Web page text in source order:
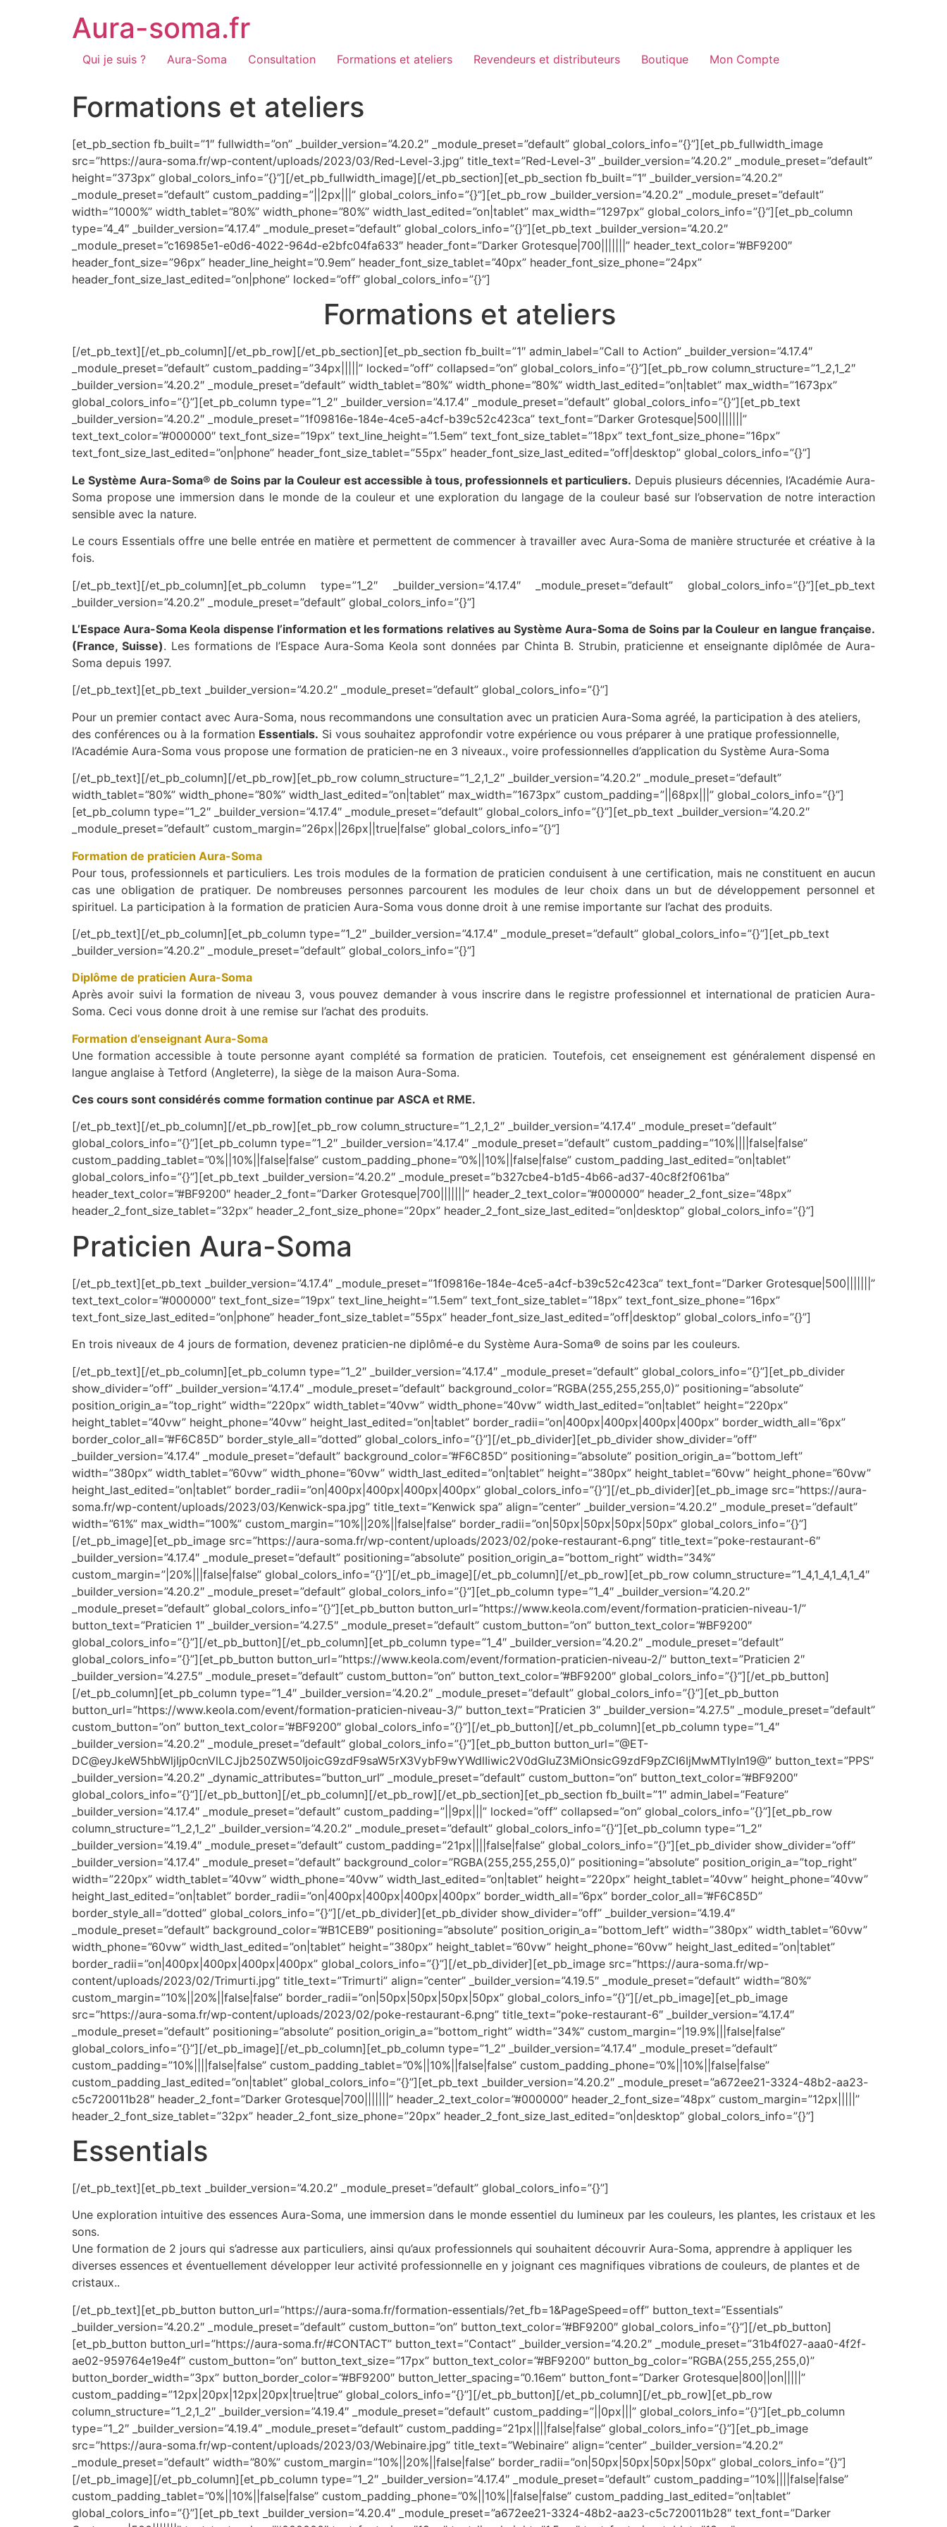
Aura-soma.fr
Qui je suis ? Aura-Soma Consultation Formations et ateliers Revendeurs et distributeurs Boutique Mon Compte
Formations et ateliers
[et_pb_section fb_built=”1″ fullwidth=”on” _builder_version=”4.20.2″ _module_preset=”default” global_colors_info=”{}”][et_pb_fullwidth_image
src=”https://aura-soma.fr/wp-content/uploads/2023/03/Red-Level-3.jpg” title_text=”Red-Level-3″ _builder_version=”4.20.2″ _module_preset=”default”
height=”373px” global_colors_info=”{}”][/et_pb_fullwidth_image][/et_pb_section][et_pb_section fb_built=”1″ _builder_version=”4.20.2″
_module_preset=”default” custom_padding=”||2px|||” global_colors_info=”{}”][et_pb_row _builder_version=”4.20.2″ _module_preset=”default”
width=”1000%” width_tablet=”80%” width_phone=”80%” width_last_edited=”on|tablet” max_width=”1297px” global_colors_info=”{}”][et_pb_column
type=”4_4″ _builder_version=”4.17.4″ _module_preset=”default” global_colors_info=”{}”][et_pb_text _builder_version=”4.20.2″
_module_preset=”c16985e1-e0d6-4022-964d-e2bfc04fa633″ header_font=”Darker Grotesque|700|||||||” header_text_color=”#BF9200″
header_font_size=”96px” header_line_height=”0.9em” header_font_size_tablet=”40px” header_font_size_phone=”24px”
header_font_size_last_edited=”on|phone” locked=”off” global_colors_info=”{}”]
Formations et ateliers
[/et_pb_text][/et_pb_column][/et_pb_row][/et_pb_section][et_pb_section fb_built=”1″ admin_label=”Call to Action” _builder_version=”4.17.4″
_module_preset=”default” custom_padding=”34px|||||” locked=”off” collapsed=”on” global_colors_info=”{}”][et_pb_row column_structure=”1_2,1_2″
_builder_version=”4.20.2″ _module_preset=”default” width_tablet=”80%” width_phone=”80%” width_last_edited=”on|tablet” max_width=”1673px”
global_colors_info=”{}”][et_pb_column type=”1_2″ _builder_version=”4.17.4″ _module_preset=”default” global_colors_info=”{}”][et_pb_text
_builder_version=”4.20.2″ _module_preset=”1f09816e-184e-4ce5-a4cf-b39c52c423ca” text_font=”Darker Grotesque|500|||||||”
text_text_color=”#000000″ text_font_size=”19px” text_line_height=”1.5em” text_font_size_tablet=”18px” text_font_size_phone=”16px”
text_font_size_last_edited=”on|phone” header_font_size_tablet=”55px” header_font_size_last_edited=”off|desktop” global_colors_info=”{}”]
Le Système Aura-Soma® de Soins par la Couleur est accessible à tous, professionnels et particuliers. Depuis plusieurs décennies, l’Académie Aura-
Soma propose une immersion dans le monde de la couleur et une exploration du langage de la couleur basé sur l’observation de notre interaction
sensible avec la nature.
Le cours Essentials offre une belle entrée en matière et permettent de commencer à travailler avec Aura-Soma de manière structurée et créative à la
fois.
[/et_pb_text][/et_pb_column][et_pb_column type=”1_2″ _builder_version=”4.17.4″ _module_preset=”default” global_colors_info=”{}”][et_pb_text
_builder_version=”4.20.2″ _module_preset=”default” global_colors_info=”{}”]
L’Espace Aura-Soma Keola dispense l’information et les formations relatives au Système Aura-Soma de Soins par la Couleur en langue française.
(France, Suisse). Les formations de l’Espace Aura-Soma Keola sont données par Chinta B. Strubin, praticienne et enseignante diplômée de Aura-
Soma depuis 1997.
[/et_pb_text][et_pb_text _builder_version=”4.20.2″ _module_preset=”default” global_colors_info=”{}”]
Pour un premier contact avec Aura-Soma, nous recommandons une consultation avec un praticien Aura-Soma agréé, la participation à des ateliers,
des conférences ou à la formation Essentials. Si vous souhaitez approfondir votre expérience ou vous préparer à une pratique professionnelle,
l’Académie Aura-Soma vous propose une formation de praticien-ne en 3 niveaux., voire professionnelles d’application du Système Aura-Soma
[/et_pb_text][/et_pb_column][/et_pb_row][et_pb_row column_structure=”1_2,1_2″ _builder_version=”4.20.2″ _module_preset=”default”
width_tablet=”80%” width_phone=”80%” width_last_edited=”on|tablet” max_width=”1673px” custom_padding=”||68px|||” global_colors_info=”{}”]
[et_pb_column type=”1_2″ _builder_version=”4.17.4″ _module_preset=”default” global_colors_info=”{}”][et_pb_text _builder_version=”4.20.2″
_module_preset=”default” custom_margin=”26px||26px||true|false” global_colors_info=”{}”]
Formation de praticien Aura-Soma
Pour tous, professionnels et particuliers. Les trois modules de la formation de praticien conduisent à une certification, mais ne constituent en aucun
cas une obligation de pratiquer. De nombreuses personnes parcourent les modules de leur choix dans un but de développement personnel et
spirituel. La participation à la formation de praticien Aura-Soma vous donne droit à une remise importante sur l’achat des produits.
[/et_pb_text][/et_pb_column][et_pb_column type=”1_2″ _builder_version=”4.17.4″ _module_preset=”default” global_colors_info=”{}”][et_pb_text
_builder_version=”4.20.2″ _module_preset=”default” global_colors_info=”{}”]
Diplôme de praticien Aura-Soma
Après avoir suivi la formation de niveau 3, vous pouvez demander à vous inscrire dans le registre professionnel et international de praticien Aura-
Soma. Ceci vous donne droit à une remise sur l’achat des produits.
Formation d’enseignant Aura-Soma
Une formation accessible à toute personne ayant complété sa formation de praticien. Toutefois, cet enseignement est généralement dispensé en
langue anglaise à Tetford (Angleterre), la siège de la maison Aura-Soma.
Ces cours sont considérés comme formation continue par ASCA et RME.
[/et_pb_text][/et_pb_column][/et_pb_row][et_pb_row column_structure=”1_2,1_2″ _builder_version=”4.17.4″ _module_preset=”default”
global_colors_info=”{}”][et_pb_column type=”1_2″ _builder_version=”4.17.4″ _module_preset=”default” custom_padding=”10%||||false|false”
custom_padding_tablet=”0%||10%||false|false” custom_padding_phone=”0%||10%||false|false” custom_padding_last_edited=”on|tablet”
global_colors_info=”{}”][et_pb_text _builder_version=”4.20.2″ _module_preset=”b327cbe4-b1d5-4b66-ad37-40c8f2f061ba”
header_text_color=”#BF9200″ header_2_font=”Darker Grotesque|700|||||||” header_2_text_color=”#000000″ header_2_font_size=”48px”
header_2_font_size_tablet=”32px” header_2_font_size_phone=”20px” header_2_font_size_last_edited=”on|desktop” global_colors_info=”{}”]
Praticien Aura-Soma
[/et_pb_text][et_pb_text _builder_version=”4.17.4″ _module_preset=”1f09816e-184e-4ce5-a4cf-b39c52c423ca” text_font=”Darker Grotesque|500|||||||”
text_text_color=”#000000″ text_font_size=”19px” text_line_height=”1.5em” text_font_size_tablet=”18px” text_font_size_phone=”16px”
text_font_size_last_edited=”on|phone” header_font_size_tablet=”55px” header_font_size_last_edited=”off|desktop” global_colors_info=”{}”]
En trois niveaux de 4 jours de formation, devenez praticien-ne diplômé-e du Système Aura-Soma® de soins par les couleurs.
[/et_pb_text][/et_pb_column][et_pb_column type=”1_2″ _builder_version=”4.17.4″ _module_preset=”default” global_colors_info=”{}”][et_pb_divider
show_divider=”off” _builder_version=”4.17.4″ _module_preset=”default” background_color=”RGBA(255,255,255,0)” positioning=”absolute”
position_origin_a=”top_right” width=”220px” width_tablet=”40vw” width_phone=”40vw” width_last_edited=”on|tablet” height=”220px”
height_tablet=”40vw” height_phone=”40vw” height_last_edited=”on|tablet” border_radii=”on|400px|400px|400px|400px” border_width_all=”6px”
border_color_all=”#F6C85D” border_style_all=”dotted” global_colors_info=”{}”][/et_pb_divider][et_pb_divider show_divider=”off”
_builder_version=”4.17.4″ _module_preset=”default” background_color=”#F6C85D” positioning=”absolute” position_origin_a=”bottom_left”
width=”380px” width_tablet=”60vw” width_phone=”60vw” width_last_edited=”on|tablet” height=”380px” height_tablet=”60vw” height_phone=”60vw”
height_last_edited=”on|tablet” border_radii=”on|400px|400px|400px|400px” global_colors_info=”{}”][/et_pb_divider][et_pb_image src=”https://aura-
soma.fr/wp-content/uploads/2023/03/Kenwick-spa.jpg” title_text=”Kenwick spa” align=”center” _builder_version=”4.20.2″ _module_preset=”default”
width=”61%” max_width=”100%” custom_margin=”10%||20%||false|false” border_radii=”on|50px|50px|50px|50px” global_colors_info=”{}”]
[/et_pb_image][et_pb_image src=”https://aura-soma.fr/wp-content/uploads/2023/02/poke-restaurant-6.png” title_text=”poke-restaurant-6″
_builder_version=”4.17.4″ _module_preset=”default” positioning=”absolute” position_origin_a=”bottom_right” width=”34%”
custom_margin=”|20%|||false|false” global_colors_info=”{}”][/et_pb_image][/et_pb_column][/et_pb_row][et_pb_row column_structure=”1_4,1_4,1_4,1_4″
_builder_version=”4.20.2″ _module_preset=”default” global_colors_info=”{}”][et_pb_column type=”1_4″ _builder_version=”4.20.2″
_module_preset=”default” global_colors_info=”{}”][et_pb_button button_url=”https://www.keola.com/event/formation-praticien-niveau-1/”
button_text=”Praticien 1″ _builder_version=”4.27.5″ _module_preset=”default” custom_button=”on” button_text_color=”#BF9200″
global_colors_info=”{}”][/et_pb_button][/et_pb_column][et_pb_column type=”1_4″ _builder_version=”4.20.2″ _module_preset=”default”
global_colors_info=”{}”][et_pb_button button_url=”https://www.keola.com/event/formation-praticien-niveau-2/” button_text=”Praticien 2″
_builder_version=”4.27.5″ _module_preset=”default” custom_button=”on” button_text_color=”#BF9200″ global_colors_info=”{}”][/et_pb_button]
[/et_pb_column][et_pb_column type=”1_4″ _builder_version=”4.20.2″ _module_preset=”default” global_colors_info=”{}”][et_pb_button
button_url=”https://www.keola.com/event/formation-praticien-niveau-3/” button_text=”Praticien 3″ _builder_version=”4.27.5″ _module_preset=”default”
custom_button=”on” button_text_color=”#BF9200″ global_colors_info=”{}”][/et_pb_button][/et_pb_column][et_pb_column type=”1_4″
_builder_version=”4.20.2″ _module_preset=”default” global_colors_info=”{}”][et_pb_button button_url=”@ET-
DC@eyJkeW5hbWljIjp0cnVlLCJjb250ZW50IjoicG9zdF9saW5rX3VybF9wYWdlIiwic2V0dGluZ3MiOnsicG9zdF9pZCI6IjMwMTIyIn19@” button_text=”PPS”
_builder_version=”4.20.2″ _dynamic_attributes=”button_url” _module_preset=”default” custom_button=”on” button_text_color=”#BF9200″
global_colors_info=”{}”][/et_pb_button][/et_pb_column][/et_pb_row][/et_pb_section][et_pb_section fb_built=”1″ admin_label=”Feature”
_builder_version=”4.17.4″ _module_preset=”default” custom_padding=”||9px|||” locked=”off” collapsed=”on” global_colors_info=”{}”][et_pb_row
column_structure=”1_2,1_2″ _builder_version=”4.20.2″ _module_preset=”default” global_colors_info=”{}”][et_pb_column type=”1_2″
_builder_version=”4.19.4″ _module_preset=”default” custom_padding=”21px||||false|false” global_colors_info=”{}”][et_pb_divider show_divider=”off”
_builder_version=”4.17.4″ _module_preset=”default” background_color=”RGBA(255,255,255,0)” positioning=”absolute” position_origin_a=”top_right”
width=”220px” width_tablet=”40vw” width_phone=”40vw” width_last_edited=”on|tablet” height=”220px” height_tablet=”40vw” height_phone=”40vw”
height_last_edited=”on|tablet” border_radii=”on|400px|400px|400px|400px” border_width_all=”6px” border_color_all=”#F6C85D”
border_style_all=”dotted” global_colors_info=”{}”][/et_pb_divider][et_pb_divider show_divider=”off” _builder_version=”4.19.4″
_module_preset=”default” background_color=”#B1CEB9″ positioning=”absolute” position_origin_a=”bottom_left” width=”380px” width_tablet=”60vw”
width_phone=”60vw” width_last_edited=”on|tablet” height=”380px” height_tablet=”60vw” height_phone=”60vw” height_last_edited=”on|tablet”
border_radii=”on|400px|400px|400px|400px” global_colors_info=”{}”][/et_pb_divider][et_pb_image src=”https://aura-soma.fr/wp-
content/uploads/2023/02/Trimurti.jpg” title_text=”Trimurti” align=”center” _builder_version=”4.19.5″ _module_preset=”default” width=”80%”
custom_margin=”10%||20%||false|false” border_radii=”on|50px|50px|50px|50px” global_colors_info=”{}”][/et_pb_image][et_pb_image
src=”https://aura-soma.fr/wp-content/uploads/2023/02/poke-restaurant-6.png” title_text=”poke-restaurant-6″ _builder_version=”4.17.4″
_module_preset=”default” positioning=”absolute” position_origin_a=”bottom_right” width=”34%” custom_margin=”|19.9%|||false|false”
global_colors_info=”{}”][/et_pb_image][/et_pb_column][et_pb_column type=”1_2″ _builder_version=”4.17.4″ _module_preset=”default”
custom_padding=”10%||||false|false” custom_padding_tablet=”0%||10%||false|false” custom_padding_phone=”0%||10%||false|false”
custom_padding_last_edited=”on|tablet” global_colors_info=”{}”][et_pb_text _builder_version=”4.20.2″ _module_preset=”a672ee21-3324-48b2-aa23-
c5c720011b28″ header_2_font=”Darker Grotesque|700|||||||” header_2_text_color=”#000000″ header_2_font_size=”48px” custom_margin=”12px|||||”
header_2_font_size_tablet=”32px” header_2_font_size_phone=”20px” header_2_font_size_last_edited=”on|desktop” global_colors_info=”{}”]
Essentials
[/et_pb_text][et_pb_text _builder_version=”4.20.2″ _module_preset=”default” global_colors_info=”{}”]
Une exploration intuitive des essences Aura-Soma, une immersion dans le monde essentiel du lumineux par les couleurs, les plantes, les cristaux et les
sons.
Une formation de 2 jours qui s’adresse aux particuliers, ainsi qu’aux professionnels qui souhaitent découvrir Aura-Soma, apprendre à appliquer les
diverses essences et éventuellement développer leur activité professionnelle en y joignant ces magnifiques vibrations de couleurs, de plantes et de
cristaux..
[/et_pb_text][et_pb_button button_url=”https://aura-soma.fr/formation-essentials/?et_fb=1&PageSpeed=off” button_text=”Essentials”
_builder_version=”4.20.2″ _module_preset=”default” custom_button=”on” button_text_color=”#BF9200″ global_colors_info=”{}”][/et_pb_button]
[et_pb_button button_url=”https://aura-soma.fr/#CONTACT” button_text=”Contact” _builder_version=”4.20.2″ _module_preset=”31b4f027-aaa0-4f2f-
ae02-959764e19e4f” custom_button=”on” button_text_size=”17px” button_text_color=”#BF9200″ button_bg_color=”RGBA(255,255,255,0)”
button_border_width=”3px” button_border_color=”#BF9200″ button_letter_spacing=”0.16em” button_font=”Darker Grotesque|800||on|||||”
custom_padding=”12px|20px|12px|20px|true|true” global_colors_info=”{}”][/et_pb_button][/et_pb_column][/et_pb_row][et_pb_row
column_structure=”1_2,1_2″ _builder_version=”4.19.4″ _module_preset=”default” custom_padding=”||0px|||” global_colors_info=”{}”][et_pb_column
type=”1_2″ _builder_version=”4.19.4″ _module_preset=”default” custom_padding=”21px||||false|false” global_colors_info=”{}”][et_pb_image
src=”https://aura-soma.fr/wp-content/uploads/2023/03/Webinaire.jpg” title_text=”Webinaire” align=”center” _builder_version=”4.20.2″
_module_preset=”default” width=”80%” custom_margin=”10%||20%||false|false” border_radii=”on|50px|50px|50px|50px” global_colors_info=”{}”]
[/et_pb_image][/et_pb_column][et_pb_column type=”1_2″ _builder_version=”4.17.4″ _module_preset=”default” custom_padding=”10%||||false|false”
custom_padding_tablet=”0%||10%||false|false” custom_padding_phone=”0%||10%||false|false” custom_padding_last_edited=”on|tablet”
global_colors_info=”{}”][et_pb_text _builder_version=”4.20.4″ _module_preset=”a672ee21-3324-48b2-aa23-c5c720011b28″ text_font=”Darker